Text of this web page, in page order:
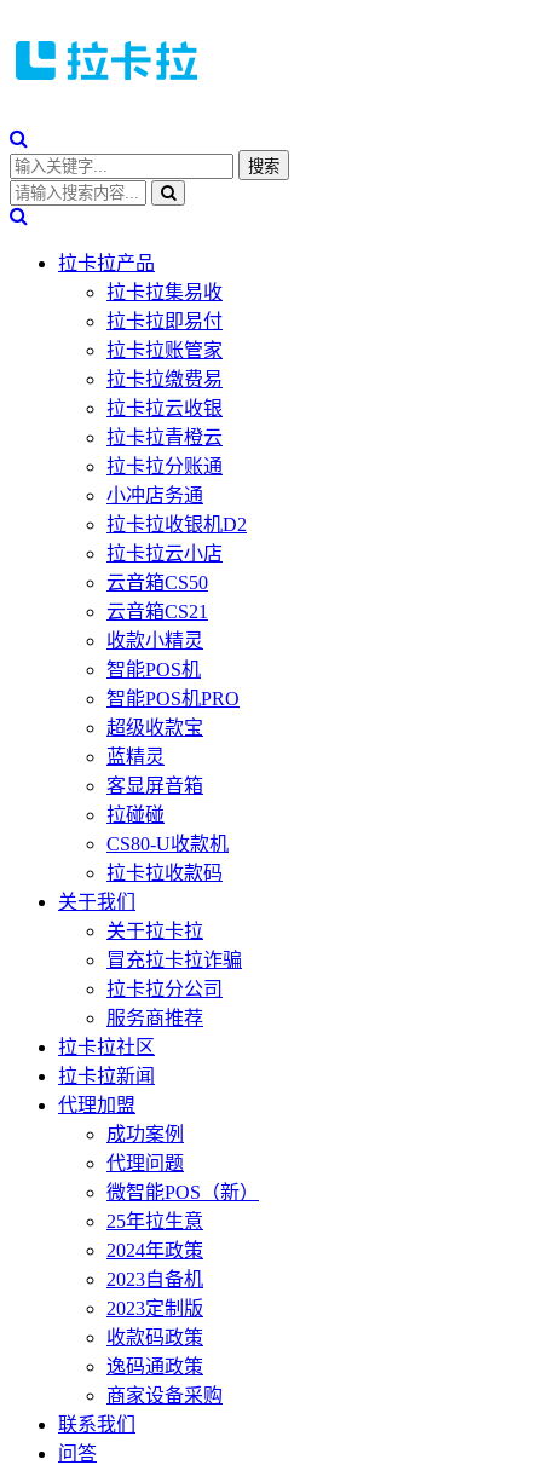
拉卡拉产品
拉卡拉集易收
拉卡拉即易付
拉卡拉账管家
拉卡拉缴费易
拉卡拉云收银
拉卡拉青橙云
拉卡拉分账通
小冲店务通
拉卡拉收银机D2
拉卡拉云小店
云音箱CS50
云音箱CS21
收款小精灵
智能POS机
智能POS机PRO
超级收款宝
蓝精灵
客显屏音箱
拉碰碰
CS80-U收款机
拉卡拉收款码
关于我们
关于拉卡拉
冒充拉卡拉诈骗
拉卡拉分公司
服务商推荐
拉卡拉社区
拉卡拉新闻
代理加盟
成功案例
代理问题
微智能POS（新）
25年拉生意
2024年政策
2023自备机
2023定制版
收款码政策
逸码通政策
商家设备采购
联系我们
问答